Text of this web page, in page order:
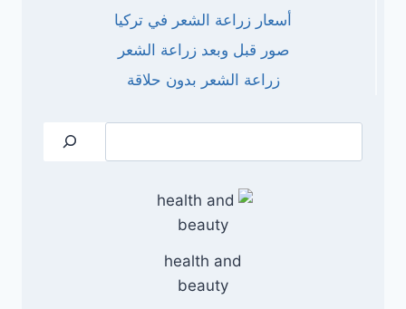
أسعار زراعة الشعر في تركيا
صور قبل وبعد زراعة الشعر
زراعة الشعر بدون حلاقة
health and
beauty